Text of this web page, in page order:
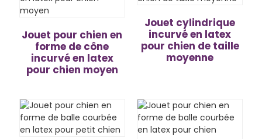
Jouet pour chien en
forme de cône
incurvé en latex
pour chien moyen
Jouet cylindrique
incurvé en latex
pour chien de taille
moyenne